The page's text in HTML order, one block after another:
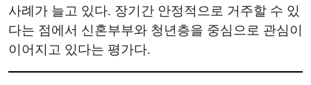
사례가 늘고 있다. 장기간 안정적으로 거주할 수 있
다는 점에서 신혼부부와 청년층을 중심으로 관심이
이어지고 있다는 평가다.